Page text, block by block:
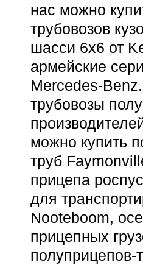
нас можно
трубовозов
шасси 6х6 от
армейские
Mercedes-
трубовозы
можно купить
труб
прицепа
для
Nooteboom,
прицепных
полуприцепов-